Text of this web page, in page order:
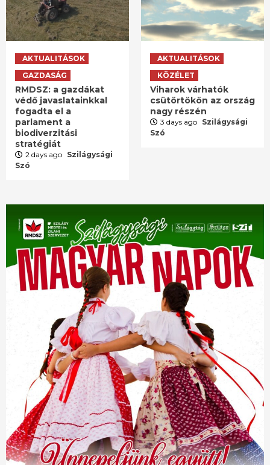
AKTUALITÁSOK
GAZDASÁG
RMDSZ: a gazdákat
védő javaslatainkkal
fogadta el a
parlament a
biodiverzitási
stratégiát
2 days ago Szilágysági
Szó
AKTUALITÁSOK
KÖZÉLET
Viharok várhatók
csütörtökön az ország
nagy részén
3 days ago Szilágysági
Szó